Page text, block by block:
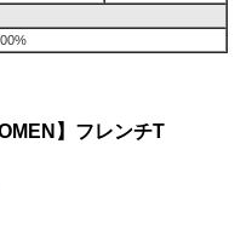
】フレンチT